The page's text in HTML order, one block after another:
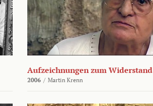
Aufzeichnungen zum Widerstand
2006 / Martin Krenn